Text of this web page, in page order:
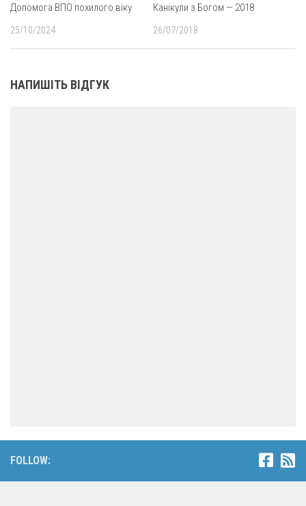
Допомога ВПО похилого віку
25/10/2024
Канікули з Богом — 2018
26/07/2018
НАПИШІТЬ ВІДГУК
FOLLOW: